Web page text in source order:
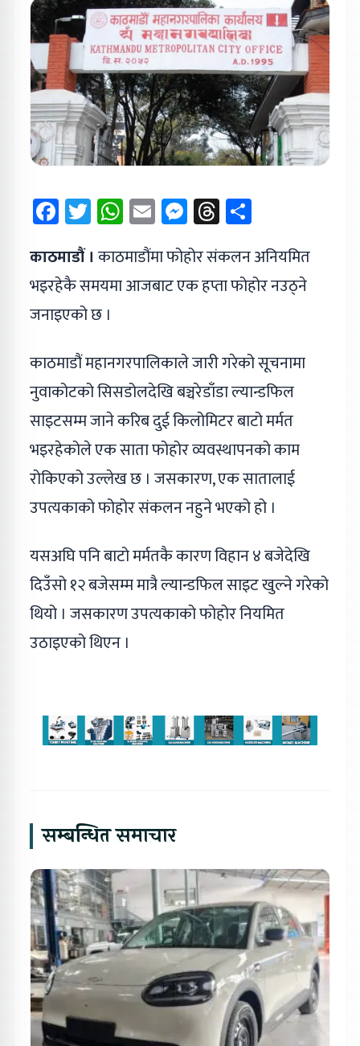
Facebook
Twitter
WhatsApp
EmailMessenger
Threads
काठमाडौं । काठमाडौंमा फोहोर संकलन अनियमित
भइरहेकै समयमा आजबाट एक हप्ता फोहोर नउठ्ने
जनाइएको छ ।
काठमाडौं महानगरपालिकाले जारी गरेको सूचनामा
नुवाकोटको सिसडोलदेखि बञ्चरेडाँडा ल्यान्डफिल
साइटसम्म जाने करिब दुई किलोमिटर बाटो मर्मत
भइरहेकोले एक साता फोहोर व्यवस्थापनको काम
रोकिएको उल्लेख छ । जसकारण, एक सातालाई
उपत्यकाको फोहोर संकलन नहुने भएको हो ।
यसअघि पनि बाटो मर्मतकै कारण विहान ४ बजेदेखि
दिउँसो १२ बजेसम्म मात्रै ल्यान्डफिल साइट खुल्ने गरेको
थियो । जसकारण उपत्यकाको फोहोर नियमित
उठाइएको थिएन ।
सम्बन्धित समाचार